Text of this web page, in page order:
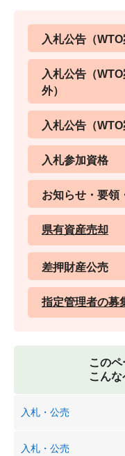
入札公告（WTO
入札公告（
外）
入札公告（
入札参加資格
お知らせ・要領
県有資産売却
差押財産公売
指定管理者の募
この
こん
入札・公売
入札・公売